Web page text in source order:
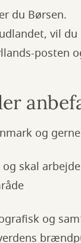
du Børsen.
vil
posten
og
skal
og